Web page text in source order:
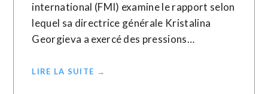
international (FMI) examine le rapport selon
lequel sa directrice générale Kristalina
Georgieva a exercé des pressions…
LIRE LA SUITE →